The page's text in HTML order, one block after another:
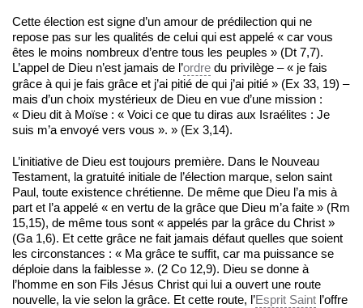
Cette élection est signe d’un amour de prédilection qui ne
repose pas sur les qualités de celui qui est appelé « car vous
êtes le moins nombreux d’entre tous les peuples » (Dt 7,7).
L’appel de Dieu n’est jamais de l’ordre du privilège – « je fais
grâce à qui je fais grâce et j’ai pitié de qui j’ai pitié » (Ex 33, 19) –
mais d’un choix mystérieux de Dieu en vue d’une mission :
« Dieu dit à Moïse : « Voici ce que tu diras aux Israélites : Je
suis m’a envoyé vers vous ». » (Ex 3,14).
L’initiative de Dieu est toujours première. Dans le Nouveau
Testament, la gratuité initiale de l’élection marque, selon saint
Paul, toute existence chrétienne. De même que Dieu l’a mis à
part et l’a appelé « en vertu de la grâce que Dieu m’a faite » (Rm
15,15), de même tous sont « appelés par la grâce du Christ »
(Ga 1,6). Et cette grâce ne fait jamais défaut quelles que soient
les circonstances : « Ma grâce te suffit, car ma puissance se
déploie dans la faiblesse ». (2 Co 12,9). Dieu se donne à
l’homme en son Fils Jésus Christ qui lui a ouvert une route
nouvelle, la vie selon la grâce. Et cette route, l’Esprit Saint l’offre